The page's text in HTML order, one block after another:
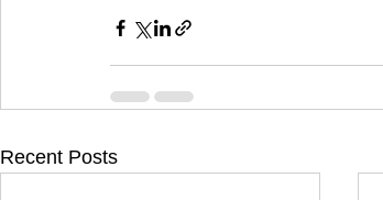
Recent Posts